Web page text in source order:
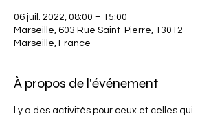
06 juil. 2022, 08:00 – 15:00
Marseille, 603 Rue Saint-Pierre, 13012
Marseille, France
À propos de l'événement
l y a des activités pour ceux et celles qui